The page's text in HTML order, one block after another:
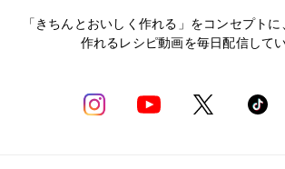
「きちんとおいしく作れる」をコンセプトに
作れるレシピ動画を毎日配信してい